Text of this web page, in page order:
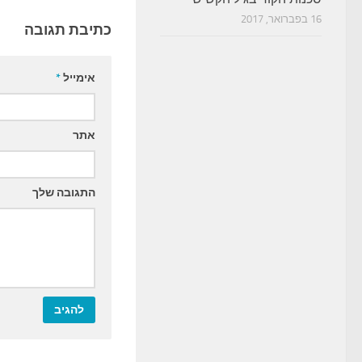
כתיבת תגובה
אימייל*
אתר
התגובה שלך
16 בפברואר, 2017